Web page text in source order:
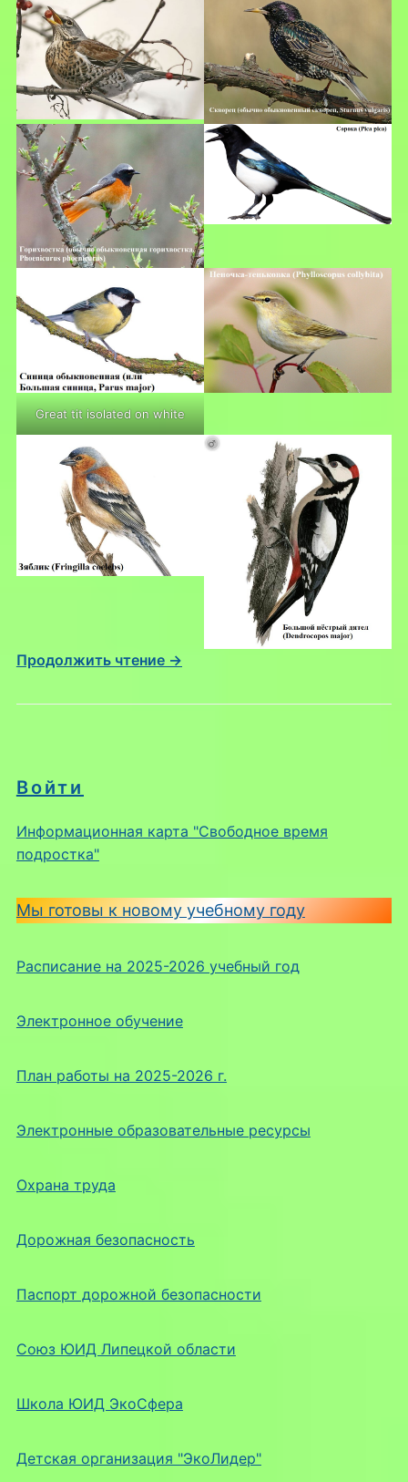
Войти
Информационная карта "Свободное время
подростка"
Мы готовы к новому учебному году
Расписание на 2025-2026 учебный год
Электронное обучение
План работы на 2025-2026 г.
Электронные образовательные ресурсы
Охрана труда
Дорожная безопасность
Паспорт дорожной безопасности
Союз ЮИД Липецкой области
Школа ЮИД ЭкоСфера
Детская организация "ЭкоЛидер"
Great tit isolated on white
Продолжить чтение →